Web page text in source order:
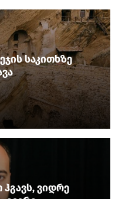
საკითხზე
ვიდრე